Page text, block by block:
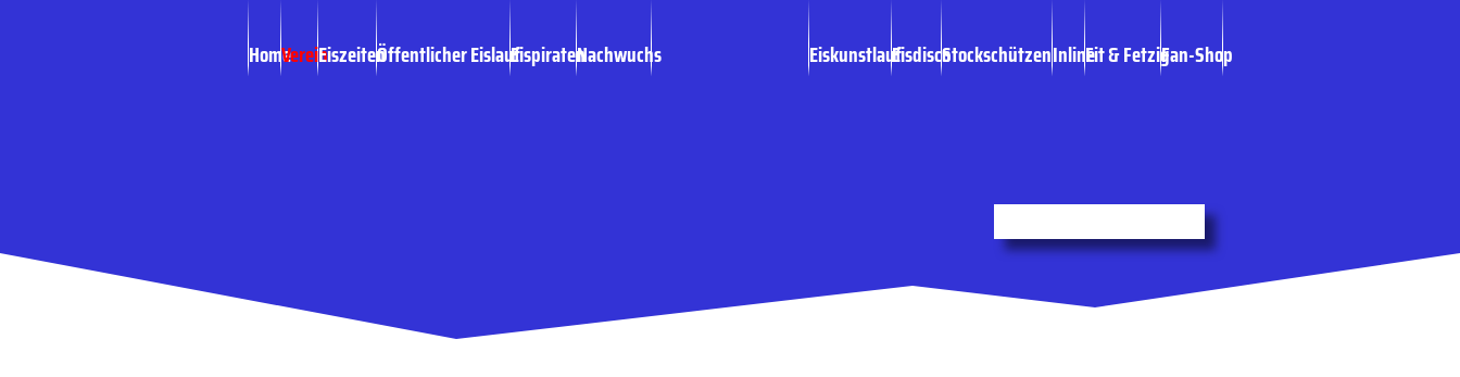
EiskunstlaufEisdiscoStockschützenInlineFit & FetzigFan-Shop
HomeVereinEiszeitenÖffentlicher EislaufEispiratenNachwuchs